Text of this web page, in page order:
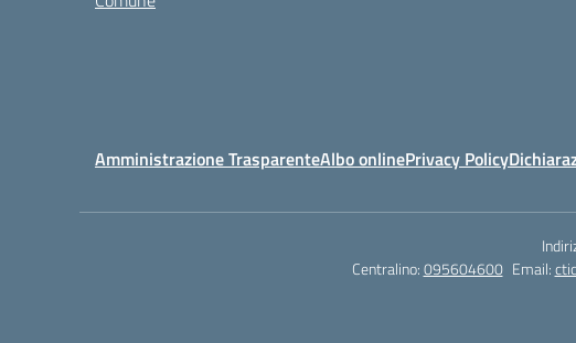
Amministrazione TrasparenteAlbo onlinePrivacy Policy
Centralino:095604600 Email: